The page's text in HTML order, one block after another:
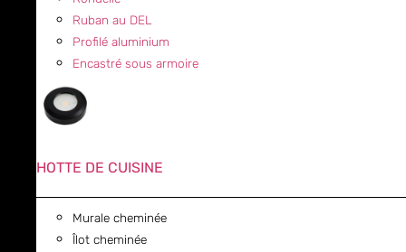
Ruban au DEL
Profilé aluminium
Encastré sous armoire
HOTTE DE CUISINE
Murale cheminée
Îlot cheminée